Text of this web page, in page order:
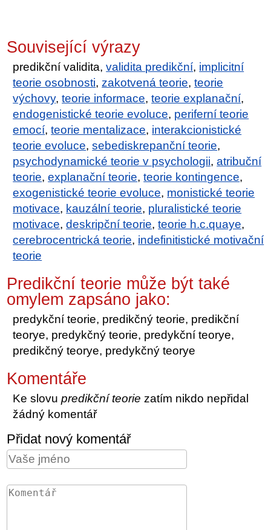
Související výrazy
predikční validita,validita predikční, implicitní
teorie osobnosti,zakotvená teorie,teorie
výchovy,teorie informace,teorie explanační,
endogenistické teorie evoluce, periferní teorie
emocí,teorie mentalizace, interakcionistické
teorie evoluce,sebediskrepanční teorie,
psychodynamické teorie v psychologii,atribuční
teorie,explanační teorie,teorie kontingence,
exogenistické teorie evoluce, monistické teorie
motivace, kauzální teorie, pluralistické teorie
motivace,deskripční teorie,teorie h.c.quaye,
cerebrocentrická teorie, indefinitistické motivační
teorie
Predikční teorie může být také
omylem zapsáno jako:
predykční teorie, predikčný teorie, predikční
teorye, predykčný teorie, predykční teorye,
predikčný teorye, predykčný teorye
Komentáře
Ke slovupredikční teorie zatím nikdo nepřidal
žádný komentář
Přidat nový komentář